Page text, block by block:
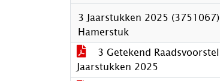
3 Jaarstukken 2025 (3751067)
Hamerstuk
3 Getekend Raadsvoorstel
Jaarstukken 2025